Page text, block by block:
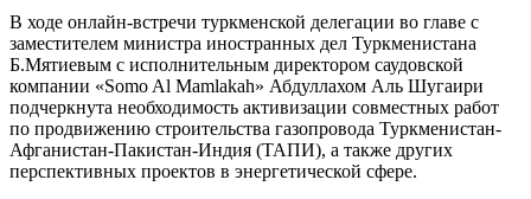
В ходе онлайн-встречи туркменской делегации во главе с
заместителем министра иностранных дел Туркменистана
Б.Мятиевым с исполнительным директором саудовской
компании «Somo Al Mamlakah» Абдуллахом Аль Шугаири
подчеркнута необходимость активизации совместных работ
по продвижению строительства газопровода Туркменистан-
Афганистан-Пакистан-Индия (ТАПИ), а также других
перспективных проектов в энергетической сфере.